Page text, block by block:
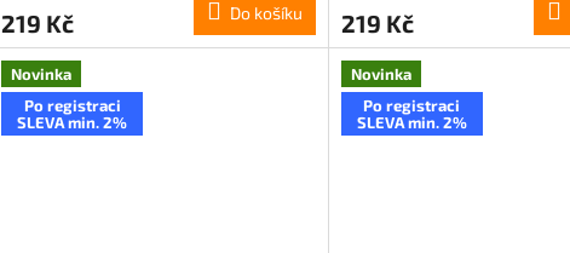
219 Kč Do košíku 219 Kč
Novinka
Po registraci
SLEVA min. 2%
Novinka
Po registraci
SLEVA min. 2%